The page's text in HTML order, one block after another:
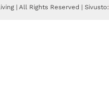
| All Rights Reserved | Sivusto: